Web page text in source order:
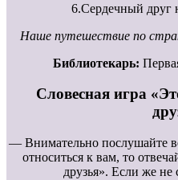
6.Сердечный друг
Наше путешествие по
Библиотекарь:
Словесная игра
— Внимательно послушайте
относиться к вам, то
друзья». Если же не